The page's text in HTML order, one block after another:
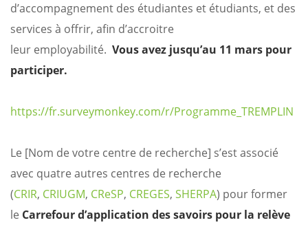
d’accompagnement des étudiantes et étudiants, et des
services à offrir, afin d’accroitre
leur employabilité. Vous avez jusqu’au 11 mars pour
participer.
https://fr.surveymonkey.com/r/Programme_TREMPLIN
Le [Nom de votre centre de recherche] s’est associé
avec quatre autres centres de recherche
(CRIR, CRIUGM, CReSP, CREGES, SHERPA) pour former
le Carrefour d’application des savoirs pour la relève